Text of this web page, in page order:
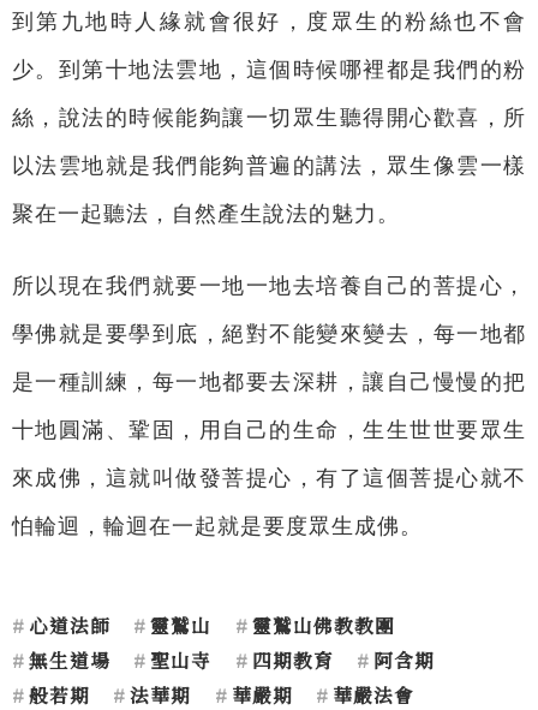
到第九地時人緣就會很好，度眾生的粉絲也不會
少。到第十地法雲地，這個時候哪裡都是我們的粉
絲，說法的時候能夠讓一切眾生聽得開心歡喜，所
以法雲地就是我們能夠普遍的講法，眾生像雲一樣
聚在一起聽法，自然產生說法的魅力。
所以現在我們就要一地一地去培養自己的菩提心，
學佛就是要學到底，絕對不能變來變去，每一地都
是一種訓練，每一地都要去深耕，讓自己慢慢的把
十地圓滿、鞏固，用自己的生命，生生世世要眾生
來成佛，這就叫做發菩提心，有了這個菩提心就不
怕輪迴，輪迴在一起就是要度眾生成佛。
心道法師 靈鷲山
靈鷲山佛教教團
無生道場
聖山寺 四期教育
阿含期
般若期
法華期 華嚴期 華嚴法會